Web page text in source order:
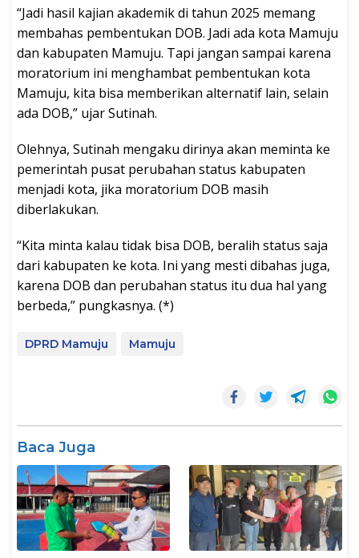
“Jadi hasil kajian akademik di tahun 2025 memang
membahas pembentukan DOB. Jadi ada kota Mamuju
dan kabupaten Mamuju. Tapi jangan sampai karena
moratorium ini menghambat pembentukan kota
Mamuju, kita bisa memberikan alternatif lain, selain
ada DOB,” ujar Sutinah.
Olehnya, Sutinah mengaku dirinya akan meminta ke
pemerintah pusat perubahan status kabupaten
menjadi kota, jika moratorium DOB masih
diberlakukan.
“Kita minta kalau tidak bisa DOB, beralih status saja
dari kabupaten ke kota. Ini yang mesti dibahas juga,
karena DOB dan perubahan status itu dua hal yang
berbeda,” pungkasnya. (*)
DPRD Mamuju Mamuju
Baca Juga